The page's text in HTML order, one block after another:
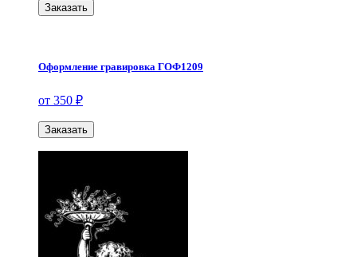
Заказать
Оформление гравировка ГОФ1209
от 350 ₽
Заказать